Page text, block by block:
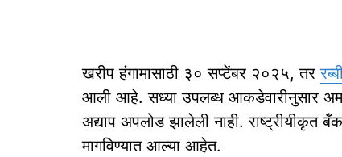
खरीप हंगामासाठी ३० सप्टेंबर २०२५, तर
आली आहे. सध्या उपलब्ध आकडेवारीनुसार
अद्याप अपलोड झालेली नाही. राष्ट्रीयीकृत
मागविण्यात आल्या आहेत.